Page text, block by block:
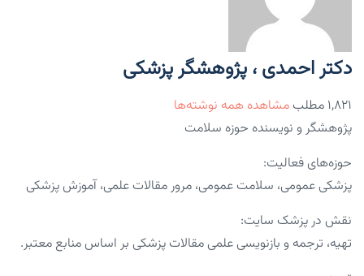
دکتر احمدی ، پژوهشگر پزشکی
۱,۸۲۱ مطلب
مشاهده همه نوشته‌ها
پژوهشگر و نویسنده حوزه سلامت
حوزه‌های فعالیت:
پزشکی عمومی، سلامت عمومی، مرور مقالات علمی، آموزش پزشکی
نقش در پزشک سایت:
تهیه، ترجمه و بازنویسی علمی مقالات پزشکی بر اساس منابع معتبر.